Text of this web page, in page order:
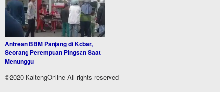
Antrean BBM Panjang di Kobar,
Seorang Perempuan Pingsan Saat
Menunggu
©2020 KaltengOnline All rights reserved